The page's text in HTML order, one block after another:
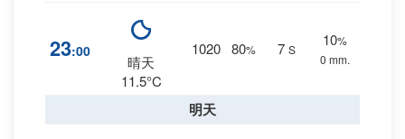
23:00
晴天
11.5°C
1020 80% 7 S
10%
0 mm.
明天